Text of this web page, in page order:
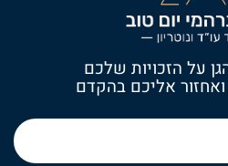
על הזכויות שלכם
אליכם בהקדם